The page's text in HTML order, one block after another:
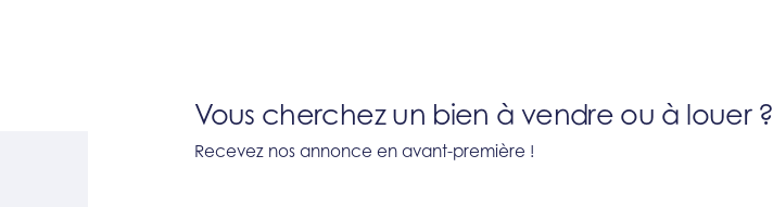
Vous cherchez un bien à vendre ou à louer ?
Recevez nos annonce en avant-première !